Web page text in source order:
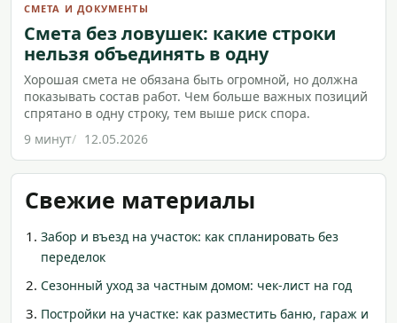
СМЕТА И ДОКУМЕНТЫ
Смета без ловушек: какие строки
нельзя объединять в одну
Хорошая смета не обязана быть огромной, но должна
показывать состав работ. Чем больше важных позиций
спрятано в одну строку, тем выше риск спора.
9 минут
12.05.2026
Свежие материалы
Забор и въезд на участок: как спланировать без
переделок
Сезонный уход за частным домом: чек-лист на год
Постройки на участке: как разместить баню, гараж и